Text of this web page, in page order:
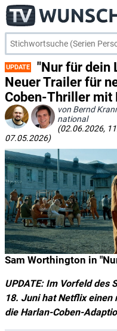
UPDATE
"Nur für dein
Neuer Trailer für
Coben-Thriller mit
von Bernd
national
(02.06.2026,
07.05.2026)
Sam Worthington in
UPDATE:Im Vorfeld des
18. Juni hat Netflix
die Harlan-Coben-